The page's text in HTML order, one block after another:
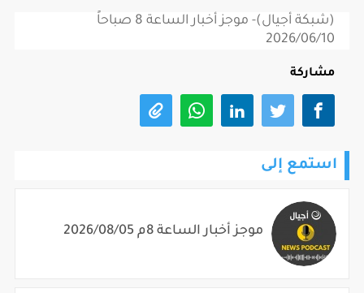
(شبكة أجيال)- موجز أخبار الساعة 8 صباحاً
2026/06/10
مشاركة
استمع إلى
موجز أخبار الساعة 8م 2026/08/05